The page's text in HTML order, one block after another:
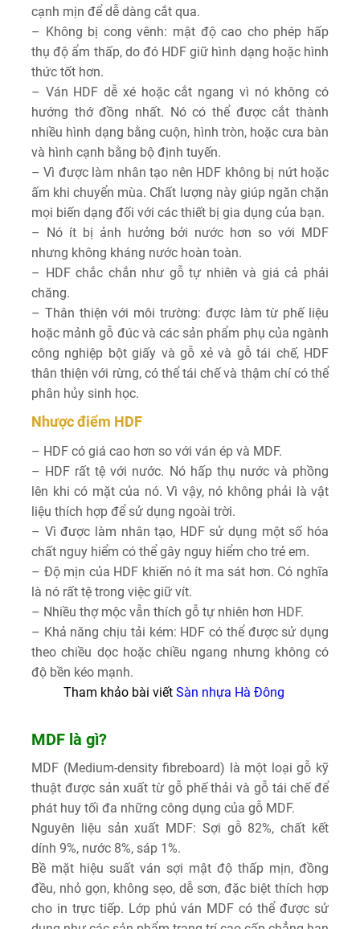
cạnh mịn để dễ dàng cắt qua.
– Không bị cong vênh: mật độ cao cho phép hấp
thụ độ ẩm thấp, do đó HDF giữ hình dạng hoặc hình
thức tốt hơn.
– Ván HDF dễ xé hoặc cắt ngang vì nó không có
hướng thớ đồng nhất. Nó có thể được cắt thành
nhiều hình dạng bằng cuộn, hình tròn, hoặc cưa bàn
và hình cạnh bằng bộ định tuyến.
– Vì được làm nhân tạo nên HDF không bị nứt hoặc
ấm khi chuyển mùa. Chất lượng này giúp ngăn chặn
mọi biến dạng đối với các thiết bị gia dụng của bạn.
– Nó ít bị ảnh hưởng bởi nước hơn so với MDF
nhưng không kháng nước hoàn toàn.
– HDF chắc chắn như gỗ tự nhiên và giá cả phải
chăng.
– Thân thiện với môi trường: được làm từ phế liệu
hoặc mảnh gỗ đúc và các sản phẩm phụ của ngành
công nghiệp bột giấy và gỗ xẻ và gỗ tái chế, HDF
thân thiện với rừng, có thể tái chế và thậm chí có thể
phân hủy sinh học.
Nhược điểm HDF
– HDF có giá cao hơn so với ván ép và MDF.
– HDF rất tệ với nước. Nó hấp thụ nước và phồng
lên khi có mặt của nó. Vì vậy, nó không phải là vật
liệu thích hợp để sử dụng ngoài trời.
– Vì được làm nhân tạo, HDF sử dụng một số hóa
chất nguy hiểm có thể gây nguy hiểm cho trẻ em.
– Độ mịn của HDF khiến nó ít ma sát hơn. Có nghĩa
là nó rất tệ trong việc giữ vít.
– Nhiều thợ mộc vẫn thích gỗ tự nhiên hơn HDF.
– Khả năng chịu tải kém: HDF có thể được sử dụng
theo chiều dọc hoặc chiều ngang nhưng không có
độ bền kéo mạnh.
Tham khảo bài viết Sàn nhựa Hà Đông
MDF là gì?
MDF (Medium-density fibreboard) là một loại gỗ kỹ
thuật được sản xuất từ ​​gỗ phế thải và gỗ tái chế để
phát huy tối đa những công dụng của gỗ MDF.
Nguyên liệu sản xuất MDF: Sợi gỗ 82%, chất kết
dính 9%, nước 8%, sáp 1%.
Bề mặt hiệu suất ván sợi mật độ thấp mịn, đồng
đều, nhỏ gọn, không sẹo, dễ sơn, đặc biệt thích hợp
cho in trực tiếp. Lớp phủ ván MDF có thể được sử